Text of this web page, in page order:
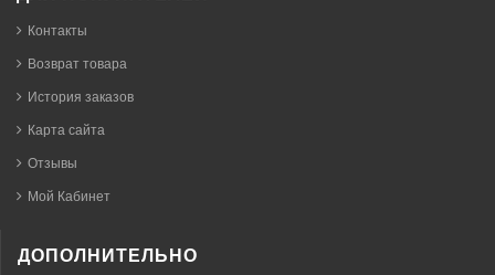
Контакты
Возврат товара
История заказов
Карта сайта
Отзывы
Мой Кабинет
ДОПОЛНИТЕЛЬНО